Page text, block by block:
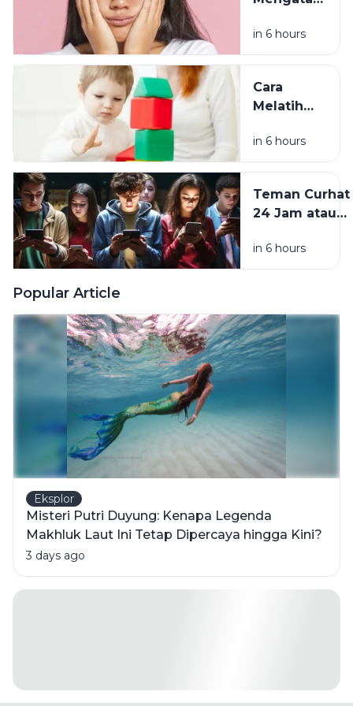
Tersumbat
agar Kulit
Lebih
Bersih dan
in 6 hours
Cara
Melatih
Anak
Sesuai
Balita
hingga
in 6 hours
Teman Curhat
24 Jam atau
Tersembunyi?
Memahami
Cerita
dengan AI
in 6 hours
Popular Article
Eksplor
Misteri Putri Duyung: Kenapa Legenda
Makhluk Laut Ini Tetap Dipercaya hingga Kini?
3 days ago